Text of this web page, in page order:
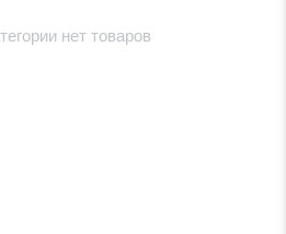
нет товаров